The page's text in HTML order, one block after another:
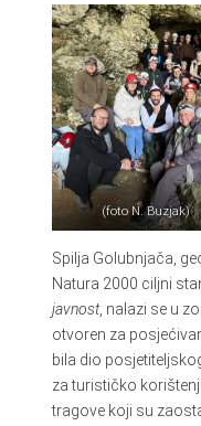
(foto N. Buzjak)
Spilja Golubnjača,
Natura 2000 ciljni
javnost, nalazi se u
otvoren za
bila dio
za turističko
tragove koji su